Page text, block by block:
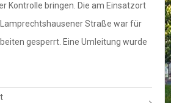
Kontrolle bringen. Die am Einsatzort
Straße war für
gesperrt. Eine Umleitung wurde